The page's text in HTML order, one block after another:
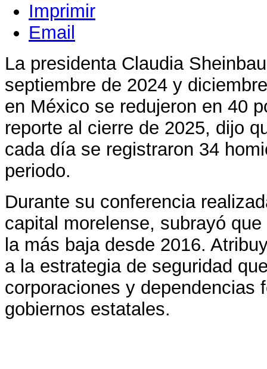
Imprimir
Email
La presidenta Claudia
septiembre de 2024 y
en México se redujeron en 40
reporte al cierre de 2025, dijo
cada día se registraron 34
periodo.
Durante su conferencia
capital morelense, subrayó
la más baja desde 2016.
a la estrategia de seguridad
corporaciones y dependencias
gobiernos estatales.